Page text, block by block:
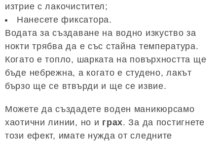
изтрие с лакочистител;
Нанесете фиксатора.
Водата за създаване на водно изкуство за
нокти трябва да е със стайна температура.
Когато е топло, шарката на повърхността ще
бъде небрежна, а когато е студено, лакът
бързо ще се втвърди и ще се извие.
Можете да създадете воден маникюрсамо
хаотични линии, но и грах. За да постигнете
този ефект, имате нужда от следните